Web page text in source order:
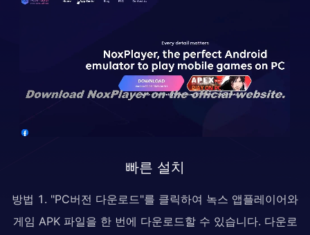
빠른 설치
방법 1. "PC버전 다운로드"를 클릭하여 녹스 앱플레이어와
게임 APK 파일을 한 번에 다운로드할 수 있습니다. 다운로